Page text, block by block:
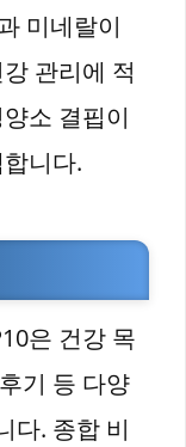
미네랄이
관리에 적
소 결핍이
니다.
은 건강 목
기 등 다양
다. 종합 비